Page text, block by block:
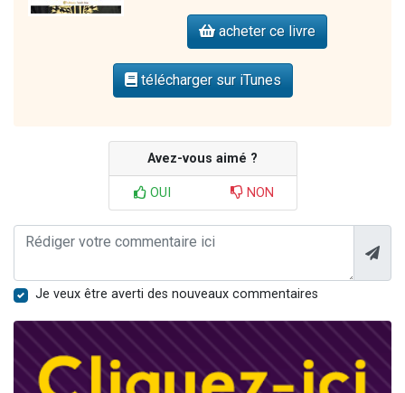
acheter ce livre
télécharger sur iTunes
Avez-vous aimé ?
OUI NON
Je veux être averti des nouveaux commentaires